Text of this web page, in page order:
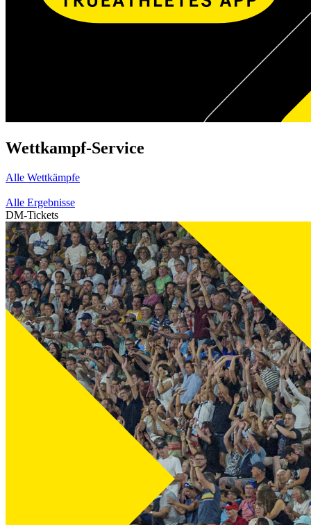
Wettkampf-Service
Alle Wettkämpfe
Alle Ergebnisse
DM-Tickets